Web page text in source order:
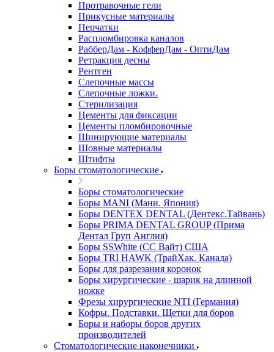
Протравочные гели
Прикусные материалы
Перчатки
Распломбировка каналов
РабберДам - КофферДам - ОптиДам
Ретракция десны
Рентген
Слепочные массы
Слепочные ложки.
Стерилизация
Цементы для фиксации
Цементы пломбировочные
Шинирующие материалы
Шовные материалы
Штифты
Боры стоматологические
Боры стоматологические
Боры MANI (Мани. Япония)
Боры DENTEX DENTAL (Дентекс.Тайвань)
Боры PRIMA DENTAL GROUP (Прима
Дентал Груп Англия)
Боры SSWhite (СС Вайт) США
Боры TRI HAWK (ТрайХак. Канада)
Боры для разрезания коронок
Боры хирургические - шарик на длинной
ножке
Фрезы хирургические NTI (Германия)
Кофры. Подставки. Щетки для боров
Боры и наборы боров других
производителей
Стоматологические наконечники